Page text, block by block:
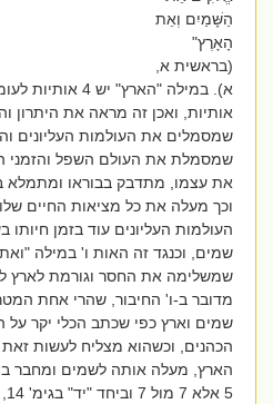
הַשָּׁמַיִם וְאֵת
הָאָרֶץ"
(בראשית א,
אותיות, ואכן זה מראה את היתרון
שמסמלים את העולמות העליונים
שמסמלת את העולם השפל והזמני
את עצמו, מתדבק בבוראו ומתמלא
וכך מעלה את כל מציאות החיים שלו
העולמות העליונים עוד בזמן חיותו
שמים, וכנגד זה האות ו' במילה
שמשלימה את החסר וגורמת לארץ
מדובר ב-ו' החיבור, שהרי אחת
שמים וארץ כפי שכתב הכלי יקר על
הכהנים, וכשהוא מצליח לעשות
5 אלא